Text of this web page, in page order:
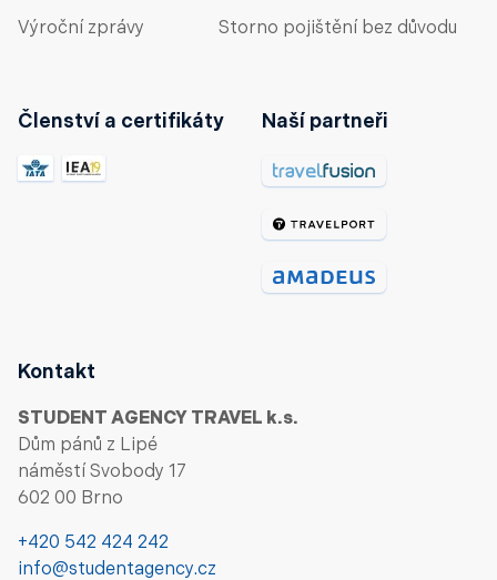
Výroční zprávy Storno pojištění bez důvodu
Členství a certifikáty Naší partneři
Kontakt
STUDENT AGENCY TRAVEL k.s.
Dům pánů z Lipé
náměstí Svobody 17
602 00 Brno
+420 542 424 242
info@studentagency.cz